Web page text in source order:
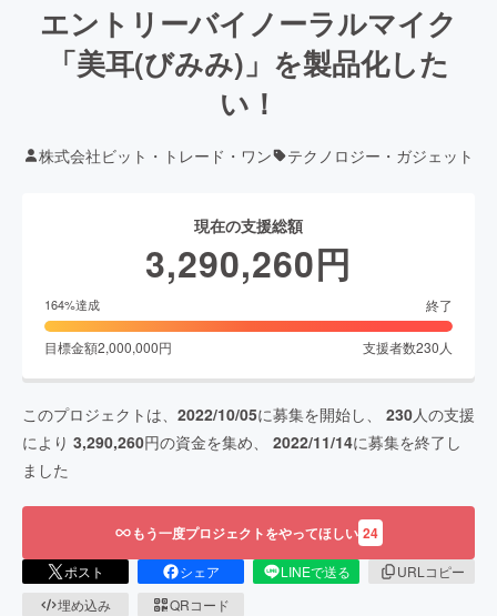
エントリーバイノーラルマイク
「美耳(びみみ)」を製品化した
い！
株式会社ビット・トレード・ワン テクノロジー・ガジェット
現在の支援総額
3,290,260円
164%達成 終了
目標金額2,000,000円 支援者数230 人
このプロジェクトは、 2022/10/05に募集を開始し、 230人の支援
により 3,290,260円の資金を集め、 2022/11/14に募集を終了し
ました
もう一度プロジェクトをやってほしい 24
ポスト シェア LINEで送る
URLコピー
埋め込み
QRコード